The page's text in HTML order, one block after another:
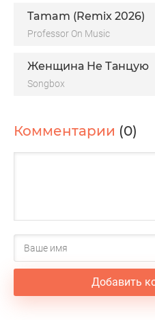
Tamam (Remix 2026)
Professor On Music
Женщина Не Танцую
Songbox
Комментарии (0)
Добавить